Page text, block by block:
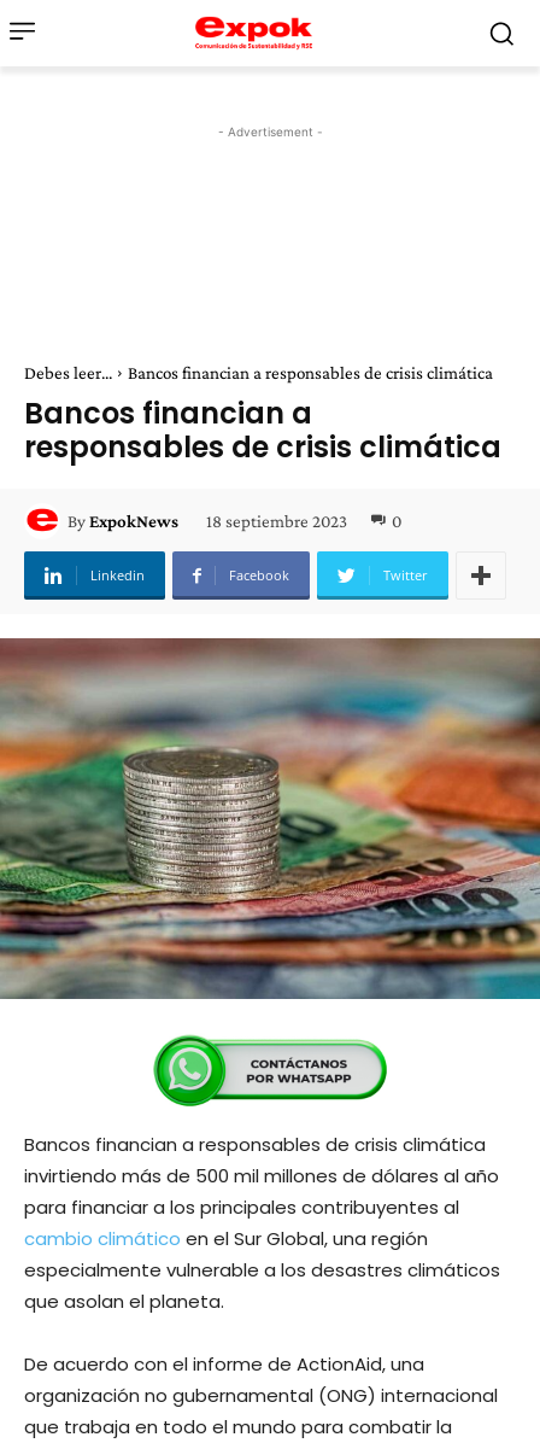
- Advertisement -
Debes leer... Bancos financian a responsables de crisis climática
Bancos financian a
responsables de crisis climática
ByExpokNews 18 septiembre 2023 0
Linkedin Facebook Twitter
Bancos financian a responsables de crisis climática
invirtiendo más de 500 mil millones de dólares al año
para financiar a los principales contribuyentes al
cambio climático en el Sur Global, una región
especialmente vulnerable a los desastres climáticos
que asolan el planeta.
De acuerdo con el informe de ActionAid, una
organización no gubernamental (ONG) internacional
que trabaja en todo el mundo para combatir la